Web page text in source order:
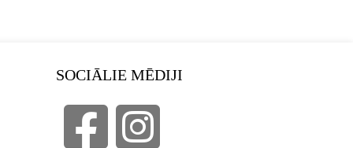
SOCIĀLIE MĒDIJI